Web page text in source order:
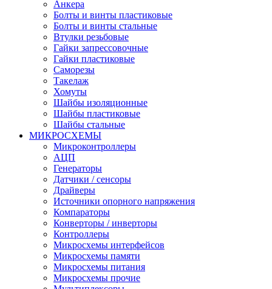
Анкера
Болты и винты пластиковые
Болты и винты стальные
Втулки резьбовые
Гайки запрессовочные
Гайки пластиковые
Саморезы
Такелаж
Хомуты
Шайбы изоляционные
Шайбы пластиковые
Шайбы стальные
МИКРОСХЕМЫ
Микроконтроллеры
АЦП
Генераторы
Датчики / сенсоры
Драйверы
Источники опорного напряжения
Компараторы
Конверторы / инверторы
Контроллеры
Микросхемы интерфейсов
Микросхемы памяти
Микросхемы питания
Микросхемы прочие